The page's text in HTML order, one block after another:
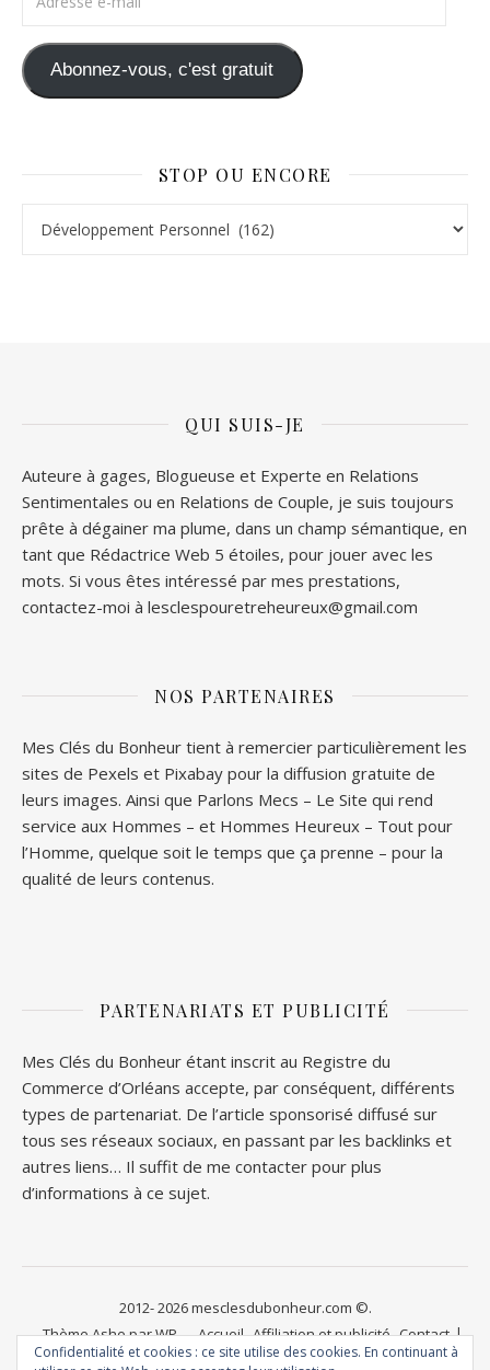
Abonnez-vous, c'est gratuit
STOP OU ENCORE
QUI SUIS-JE
Auteure à gages, Blogueuse et Experte en Relations
Sentimentales ou en Relations de Couple, je suis toujours
prête à dégainer ma plume, dans un champ sémantique, en
tant que Rédactrice Web 5 étoiles, pour jouer avec les
mots. Si vous êtes intéressé par mes prestations,
contactez-moi à lesclespouretreheureux@gmail.com
NOS PARTENAIRES
Mes Clés du Bonheur tient à remercier particulièrement les
sites de Pexels et Pixabay pour la diffusion gratuite de
leurs images. Ainsi que Parlons Mecs – Le Site qui rend
service aux Hommes – et Hommes Heureux – Tout pour
l’Homme, quelque soit le temps que ça prenne – pour la
qualité de leurs contenus.
PARTENARIATS ET PUBLICITÉ
Mes Clés du Bonheur étant inscrit au Registre du
Commerce d’Orléans accepte, par conséquent, différents
types de partenariat. De l’article sponsorisé diffusé sur
tous ses réseaux sociaux, en passant par les backlinks et
autres liens… Il suffit de me contacter pour plus
d’informations à ce sujet.
2012- 2026 mesclesdubonheur.com ©.
Accueil Affiliation et publicité Contact
Thème Ashe parWP
Royal.
Confidentialité et cookies : ce site utilise des cookies. En continuant à